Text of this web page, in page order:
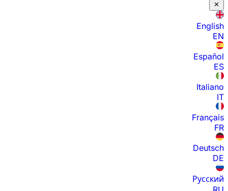
English
EN
Español
ES
Italiano
IT
Français
FR
Deutsch
DE
Русский